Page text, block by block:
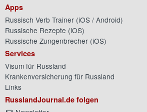
Apps
Russisch Verb Trainer (iOS / Android)
Russische Rezepte (iOS)
Russische Zungenbrecher (iOS)
Services
Visum für Russland
Krankenversicherung für Russland
Links
RusslandJournal.de folgen